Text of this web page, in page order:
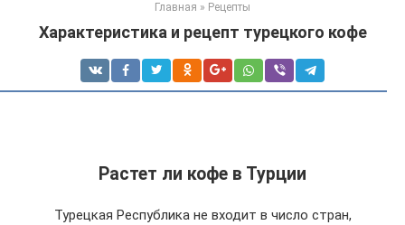
Главная » Рецепты
Характеристика и рецепт турецкого кофе
Растет ли кофе в Турции
Турецкая Республика не входит в число стран,